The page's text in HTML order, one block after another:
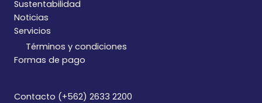
Sustentabilidad
Noticias
Servicios
Términos y condiciones
Formas de pago
Contacto (+562) 2633 2200